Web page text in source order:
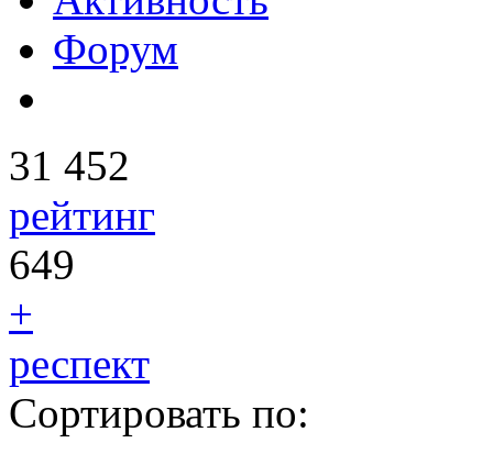
Форум
31 452
рейтинг
649
+
респект
Сортировать по: